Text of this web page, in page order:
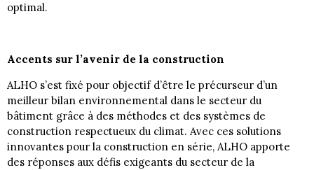
optimal.
Accents sur l’avenir de la construction
ALHO s’est fixé pour objectif d’être le précurseur d’un
meilleur bilan environnemental dans le secteur du
bâtiment grâce à des méthodes et des systèmes de
construction respectueux du climat. Avec ces solutions
innovantes pour la construction en série, ALHO apporte
des réponses aux défis exigeants du secteur de la